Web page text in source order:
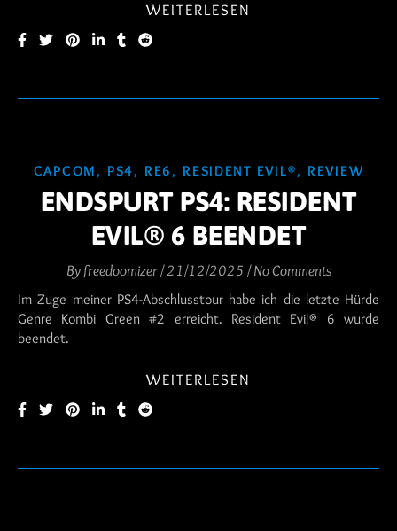
WEITERLESEN
CAPCOM , PS4, RE6 , RESIDENT EVIL®, REVIEW
ENDSPURT PS4: RESIDENT
EVIL® 6 BEENDET
Byfreedoomizer/21/12/2025 / No Comments
Im Zuge meiner PS4-Abschlusstour habe ich die letzte Hürde
Genre Kombi Green #2 erreicht. Resident Evil® 6 wurde
beendet.
WEITERLESEN